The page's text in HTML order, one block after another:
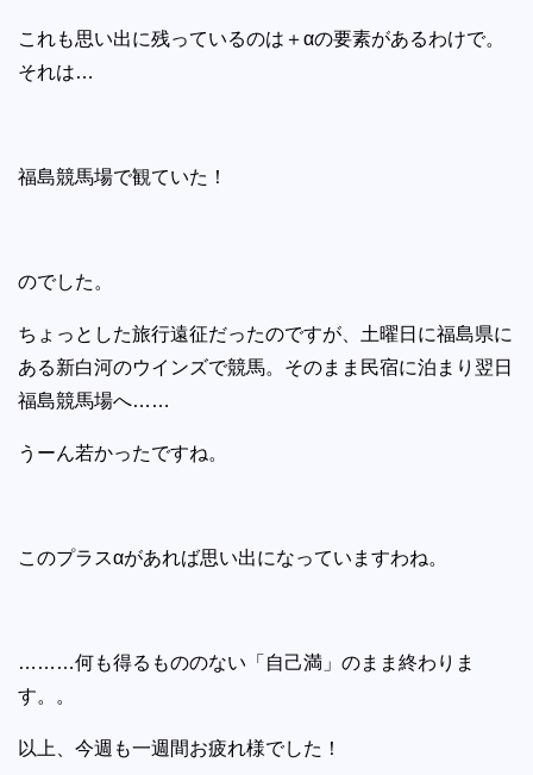
これも思い出に残っているのは＋αの要素があるわけで。
それは…
福島競馬場で観ていた！
のでした。
ちょっとした旅行遠征だったのですが、土曜日に福島県に
ある新白河のウインズで競馬。そのまま民宿に泊まり翌日
福島競馬場へ……
うーん若かったですね。
このプラスαがあれば思い出になっていますわね。
………何も得るもののない「自己満」のまま終わりま
す。。
以上、今週も一週間お疲れ様でした！